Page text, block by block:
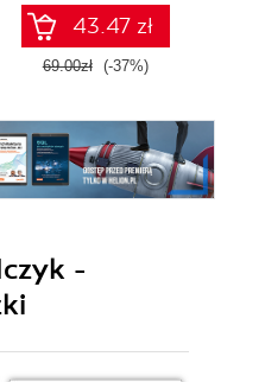
43.47 zł
69.00zł (-37%)
-